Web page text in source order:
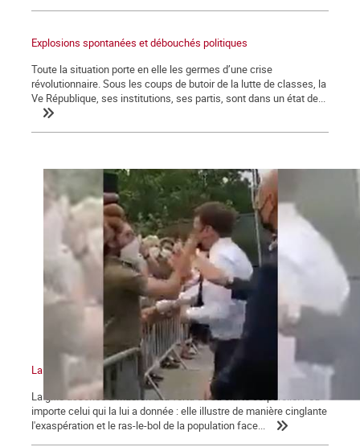
Explosions spontanées et débouchés politiques
Toute la situation porte en elle les germes d’une crise
révolutionnaire. Sous les coups de butoir de la lutte de classes, la
Ve République, ses institutions, ses partis, sont dans un état de...
La gifle et la manifestation du 12 juin 2021
La gifle assénée à Macron a la vertu de sa clarté corporelle. Peu
importe celui qui la lui a donnée : elle illustre de manière cinglante
l'exaspération et le ras-le-bol de la population face...